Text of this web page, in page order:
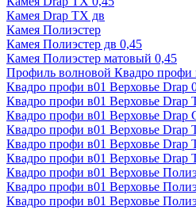
Камея Drap ТХ дв
Камея Полиэстер
Камея Полиэстер дв 0,45
Камея Полиэстер матовый 0,45
Профиль волновой Квадро профи
Квадро профи в01 Верховье Drap
Квадро профи в01 Верховье Drap
Квадро профи в01 Верховье Drap
Квадро профи в01 Верховье Drap
Квадро профи в01 Верховье Drap
Квадро профи в01 Верховье Drap
Квадро профи в01 Верховье
Квадро профи в01 Верховье
Квадро профи в01 Верховье